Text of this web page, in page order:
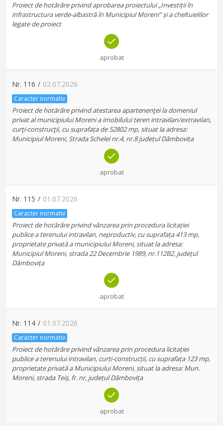
Proiect de hotărâre privind aprobarea proiectului „Investiții în
infrastructura verde-albastră în Municipiul Moreni” și a cheltuielilor
legate de proiect
aprobat
Nr. 116 / 02.07.2026
Caracter normativ
Proiect de hotărâre privind atestarea apartenenţei la domeniul
privat al municipiului Moreni a imobilului teren intravilan/extravilan,
curţi-construcţii, cu suprafața de 52802 mp, situat la adresa:
Municipiul Moreni, Strada Schelei nr.4, nr.8 județul Dâmbovița
aprobat
Nr. 115 / 01.07.2026
Caracter normativ
Proiect de hotărâre privind vânzarea prin procedura licitației
publice a terenului intravilan, neproductiv, cu suprafața 413 mp,
proprietate privată a municipiului Moreni, situat la adresa:
Municipiul Moreni, strada 22 Decembrie 1989, nr.112B2, județul
Dâmbovița
aprobat
Nr. 114 / 01.07.2026
Caracter normativ
Proiect de hotărâre privind vânzarea prin procedura licitației
publice a terenului intravilan, curți-construcții, cu suprafața 123 mp,
proprietate privată a Municipiului Moreni, situat la adresa: Mun.
Moreni, strada Teiș, fr. nr, județul Dâmbovița
aprobat